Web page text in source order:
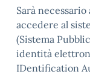
Sarà
accedere al
(Sistema
identità
IDentification